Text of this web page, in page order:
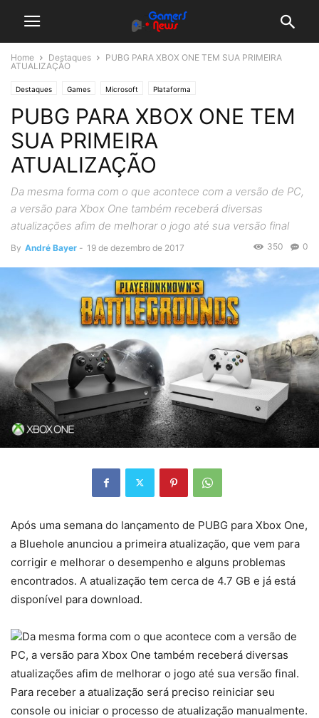
Home Destaques
PUBG PARA XBOX ONE TEM SUA PRIMEIRA
ATUALIZAÇÃO
Destaques Games Microsoft Plataforma
PUBG PARA XBOX ONE TEM
SUA PRIMEIRA
ATUALIZAÇÃO
Da mesma forma com o que acontece com a versão de PC,
a versão para Xbox One também receberá diversas
atualizações afim de melhorar o jogo até sua versão final
By André Bayer - 19 de dezembro de 2017 0
350
Após uma semana do lançamento de PUBG para Xbox One,
a Bluehole anunciou a primeira atualização, que vem para
corrigir e melhorar o desempenho e alguns problemas
encontrados. A atualização tem cerca de 4.7 GB e já está
disponível para download.
Da mesma forma com o que acontece com a versão de
PC, a versão para Xbox One também receberá diversas
atualizações afim de melhorar o jogo até sua versão final.
Para receber a atualização será preciso reiniciar seu
console ou iniciar o processo de atualização manualmente.